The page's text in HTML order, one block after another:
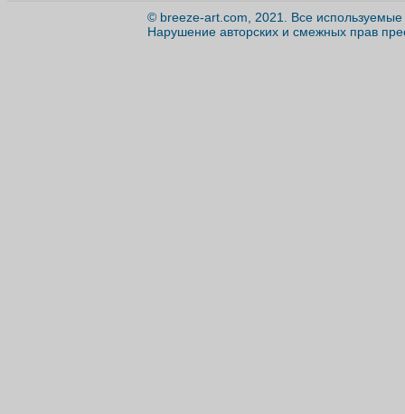
© breeze-art.com, 2021. Все
Нарушение авторских и смежных прав